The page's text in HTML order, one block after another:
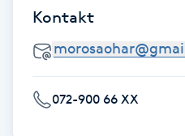
HIFU
Hollywood Peel
Hot Stone Massage
Kontakt
072-900 66 XX